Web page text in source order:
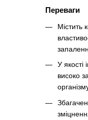
Переваги
Містить
У якості
високо